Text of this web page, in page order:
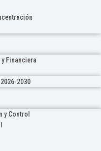
Financiera
2030
y Control